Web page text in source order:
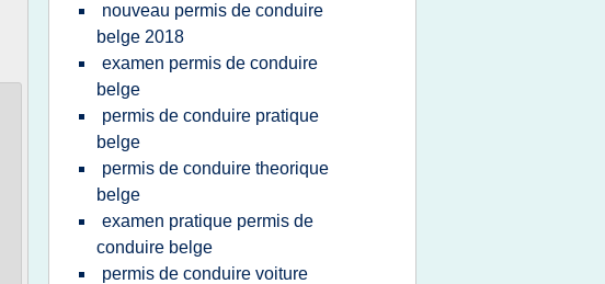
nouveau permis de conduire
belge 2018
examen permis de conduire
belge
permis de conduire pratique
belge
permis de conduire theorique
belge
examen pratique permis de
conduire belge
permis de conduire voiture